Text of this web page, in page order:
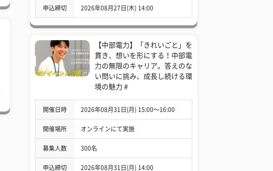
申込締切 2026年08月27日(木) 14:00
【中部電力】「きれいごと」を
貫き、想いを形にする！中部電
力の無限のキャリア。答えのな
い問いに挑み、成長し続ける環
境の魅力 #
開催日時 2026年08月31日(月) 15:00〜16:00
開催場所 オンラインにて実施
募集人数 300名
申込締切 2026年08月31日(月) 14:00